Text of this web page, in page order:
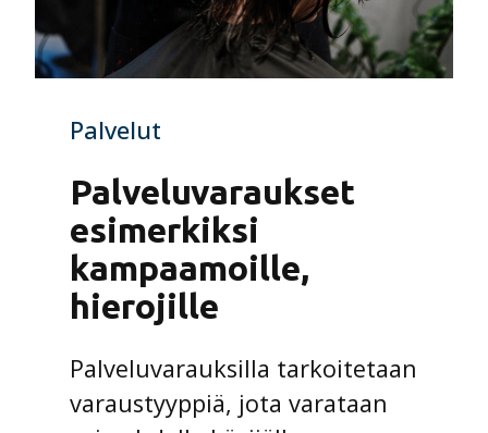
Palvelut
Palveluvaraukset
esimerkiksi
kampaamoille,
hierojille
Palveluvarauksilla tarkoitetaan
varaustyyppiä, jota varataan